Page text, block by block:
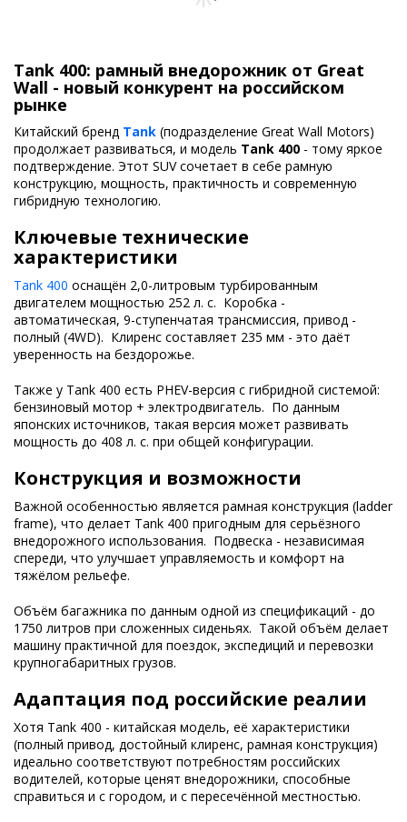
Tank 400: рамный внедорожник от Great
Wall - новый конкурент на российском
рынке
Китайский бренд Tank (подразделение Great Wall Motors)
продолжает развиваться, и модель Tank 400 - тому яркое
подтверждение. Этот SUV сочетает в себе рамную
конструкцию, мощность, практичность и современную
гибридную технологию.
Ключевые технические
характеристики
Tank 400 оснащён 2,0-литровым турбированным
двигателем мощностью 252 л. с. Коробка -
автоматическая, 9-ступенчатая трансмиссия, привод -
полный (4WD). Клиренс составляет 235 мм - это даёт
уверенность на бездорожье.
Также у Tank 400 есть PHEV-версия с гибридной системой:
бензиновый мотор + электродвигатель. По данным
японских источников, такая версия может развивать
мощность до 408 л. с. при общей конфигурации.
Конструкция и возможности
Важной особенностью является рамная конструкция (ladder
frame), что делает Tank 400 пригодным для серьёзного
внедорожного использования. Подвеска - независимая
спереди, что улучшает управляемость и комфорт на
тяжёлом рельефе.
Объём багажника по данным одной из спецификаций - до
1750 литров при сложенных сиденьях. Такой объём делает
машину практичной для поездок, экспедиций и перевозки
крупногабаритных грузов.
Aдаптация под российские реалии
Хотя Tank 400 - китайская модель, её характеристики
(полный привод, достойный клиренс, рамная конструкция)
идеально соответствуют потребностям российских
водителей, которые ценят внедорожники, способные
справиться и с городом, и с пересечённой местностью.